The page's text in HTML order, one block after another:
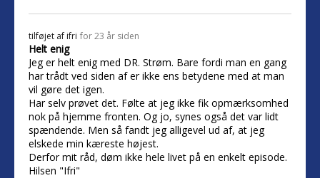
tilføjet af ifri for 23 år siden
Helt enig
Jeg er helt enig med DR. Strøm. Bare fordi man en gang
har trådt ved siden af er ikke ens betydene med at man
vil gøre det igen.
Har selv prøvet det. Følte at jeg ikke fik opmærksomhed
nok på hjemme fronten. Og jo, synes også det var lidt
spændende. Men så fandt jeg alligevel ud af, at jeg
elskede min kæreste højest.
Derfor mit råd, døm ikke hele livet på en enkelt episode.
Hilsen "Ifri"